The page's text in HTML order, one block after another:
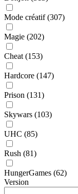
Mode créatif(307)
Magie (202)
Cheat (153)
Hardcore (147)
Prison (131)
Skywars (103)
UHC (85)
Rush (81)
HungerGames (62)
Version